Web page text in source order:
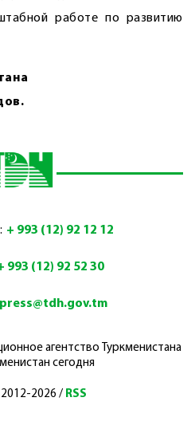
работе по развитию
+ 993 (12) 92 12 12
993 (12) 92 52 30
агентство Туркменистана
сегодня
2026 / RSS